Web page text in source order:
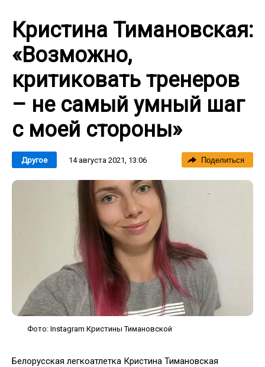
Кристина Тимановская:
«Возможно,
критиковать тренеров
– не самый умный шаг
с моей стороны»
Другое 14 августа 2021, 13:06 Поделиться
Фото: Instagram Кристины Тимановской
Белорусская легкоатлетка Кристина Тимановская